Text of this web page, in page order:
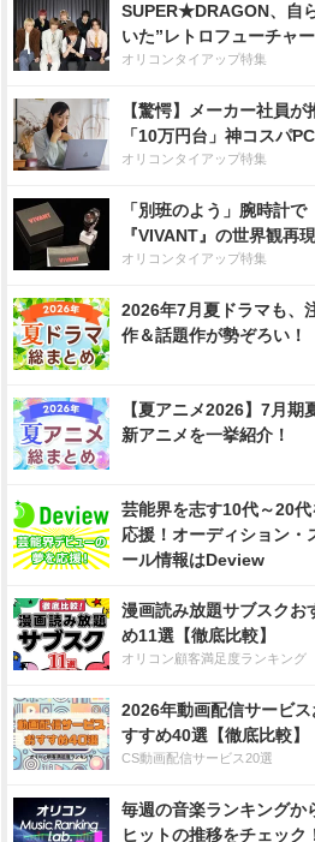
SUPER★DRAGON、自
いた”レトロフューチャ
オリコンタイアップ特集
【驚愕】メーカー社員が
「10万円台」神コスパPC
オリコンタイアップ特集
「別班のよう」腕時計で
『VIVANT』の世界観再現
オリコンタイアップ特集
2026年7月夏ドラマも、
作＆話題作が勢ぞろい！
【夏アニメ2026】7月期
新アニメを一挙紹介！
芸能界を志す10代～20代
応援！オーディション・
ール情報はDeview
漫画読み放題サブスクお
め11選【徹底比較】
オリコン顧客満足度ランキング
2026年動画配信サービス
すすめ40選【徹底比較】
CS動画配信サービス20選
毎週の音楽ランキングか
ヒットの推移をチェック